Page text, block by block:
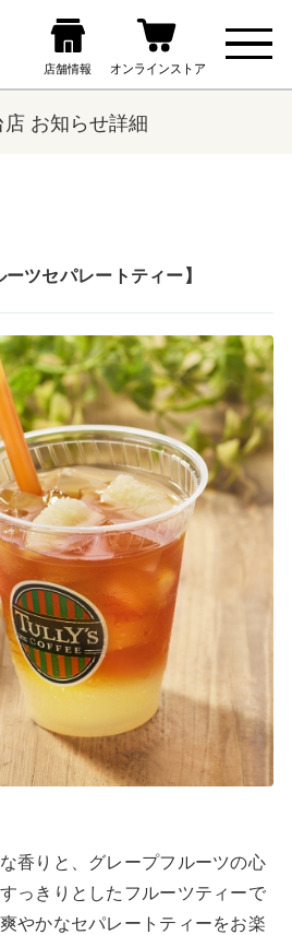
店 お知らせ詳細
ツセパレートティー】
香りと、グレープフルーツの心
っきりとしたフルーツティーで
やかなセパレートティーをお楽